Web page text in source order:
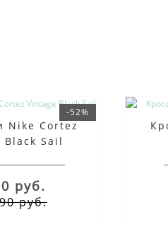
-52%
Nike Cortez
Black Sail
руб.
руб.